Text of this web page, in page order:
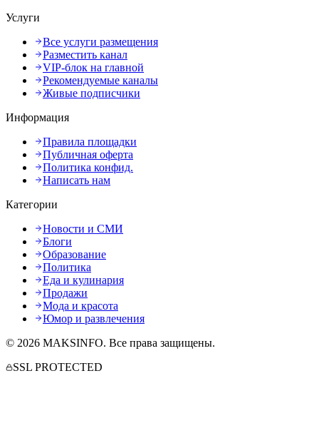
Услуги
Все услуги размещения
Разместить канал
VIP-блок на главной
Рекомендуемые каналы
Живые подписчики
Информация
Правила площадки
Публичная оферта
Политика конфид.
Написать нам
Категории
Новости и СМИ
Блоги
Образование
Политика
Еда и кулинария
Продажи
Мода и красота
Юмор и развлечения
© 2026 MAKSINFO. Все права защищены.
SSL PROTECTED